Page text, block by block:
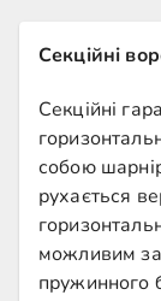
Секційні
Секційні
собою
рухається
можливим
пружинного